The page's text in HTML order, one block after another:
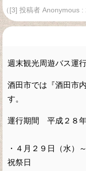
（[3] 投稿者 Anonymous :
週末観光周遊バス運
酒田市では『酒田市
す。
運行期間 平成２８
・４月２９日（水）
祝祭日